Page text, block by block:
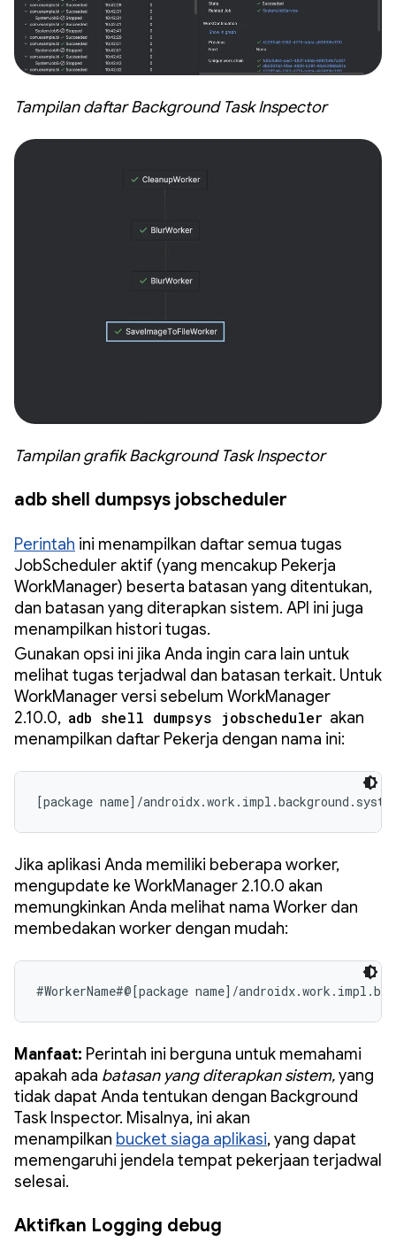
Tampilan daftar Background Task Inspector
Tampilan grafik Background Task Inspector
adb shell dumpsys jobscheduler
Perintah ini menampilkan daftar semua tugas
JobScheduler aktif (yang mencakup Pekerja
WorkManager) beserta batasan yang ditentukan,
dan batasan yang diterapkan sistem. API ini juga
menampilkan histori tugas.
Gunakan opsi ini jika Anda ingin cara lain untuk
melihat tugas terjadwal dan batasan terkait. Untuk
WorkManager versi sebelum WorkManager
2.10.0, adb shell dumpsys jobscheduler akan
menampilkan daftar Pekerja dengan nama ini:
[package name]/
Jika aplikasi Anda memiliki beberapa worker,
mengupdate ke WorkManager 2.10.0 akan
memungkinkan Anda melihat nama Worker dan
membedakan worker dengan mudah:
#WorkerName#@[package name]/
Manfaat: Perintah ini berguna untuk memahami
apakah ada batasan yang diterapkan sistem,yang
tidak dapat Anda tentukan dengan Background
Task Inspector. Misalnya, ini akan
menampilkan bucket siaga aplikasi, yang dapat
memengaruhi jendela tempat pekerjaan terjadwal
selesai.
Aktifkan Logging debug